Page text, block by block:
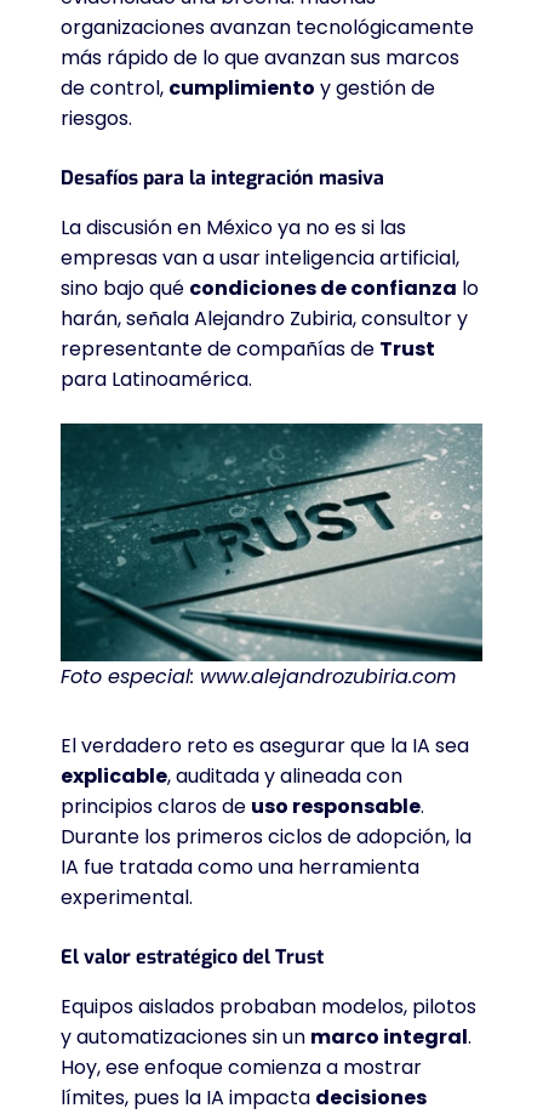
organizaciones avanzan tecnológicamente
más rápido de lo que avanzan sus marcos
de control, cumplimiento y gestión de
riesgos.
Desafíos para la integración masiva
La discusión en México ya no es si las
empresas van a usar inteligencia artificial,
sino bajo qué condiciones de confianza lo
harán, señala Alejandro Zubiria, consultor y
representante de compañías de Trust
para Latinoamérica.
Foto especial: www.alejandrozubiria.com
El verdadero reto es asegurar que la IA sea
explicable, auditada y alineada con
principios claros de uso responsable.
Durante los primeros ciclos de adopción, la
IA fue tratada como una herramienta
experimental.
El valor estratégico del Trust
Equipos aislados probaban modelos, pilotos
y automatizaciones sin un marco integral.
Hoy, ese enfoque comienza a mostrar
límites, pues la IA impacta decisiones